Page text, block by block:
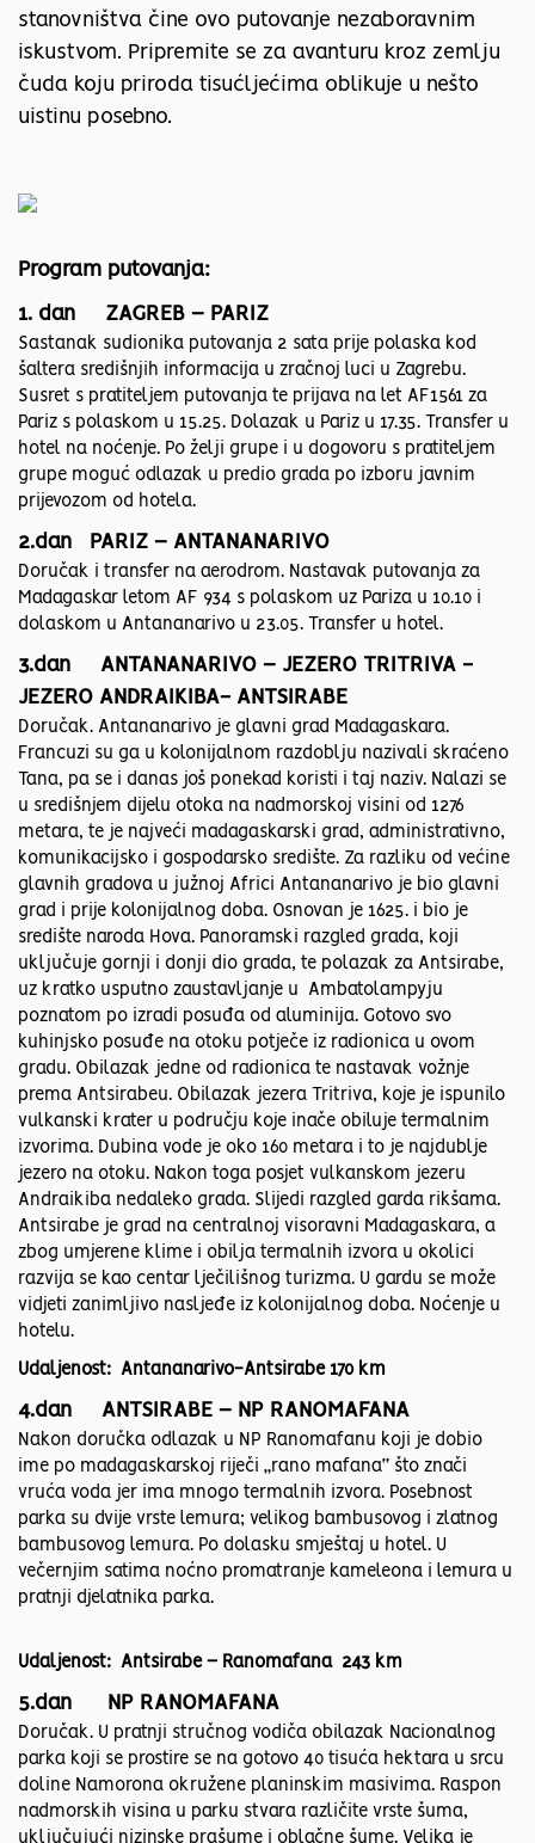
stanovništva čine ovo putovanje nezaboravnim
iskustvom. Pripremite se za avanturu kroz zemlju
čuda koju priroda tisućljećima oblikuje u nešto
uistinu posebno.
Program putovanja:
1. dan ZAGREB – PARIZ
Sastanak sudionika putovanja 2 sata prije polaska kod
šaltera središnjih informacija u zračnoj luci u Zagrebu.
Susret s pratiteljem putovanja te prijava na let AF1561 za
Pariz s polaskom u 15.25. Dolazak u Pariz u 17.35. Transfer u
hotel na noćenje. Po želji grupe i u dogovoru s pratiteljem
grupe moguć odlazak u predio grada po izboru javnim
prijevozom od hotela.
2.dan PARIZ – ANTANANARIVO
Doručak i transfer na aerodrom. Nastavak putovanja za
Madagaskar letom AF 934 s polaskom uz Pariza u 10.10 i
dolaskom u Antananarivo u 23.05. Transfer u hotel.
3.dan ANTANANARIVO – JEZERO TRITRIVA -
JEZERO ANDRAIKIBA- ANTSIRABE
Doručak. Antananarivo je glavni grad Madagaskara.
Francuzi su ga u kolonijalnom razdoblju nazivali skraćeno
Tana, pa se i danas još ponekad koristi i taj naziv. Nalazi se
u središnjem dijelu otoka na nadmorskoj visini od 1276
metara, te je najveći madagaskarski grad, administrativno,
komunikacijsko i gospodarsko središte. Za razliku od većine
glavnih gradova u južnoj Africi Antananarivo je bio glavni
grad i prije kolonijalnog doba. Osnovan je 1625. i bio je
središte naroda Hova. Panoramski razgled grada, koji
uključuje gornji i donji dio grada, te polazak za Antsirabe,
uz kratko usputno zaustavljanje u Ambatolampyju
poznatom po izradi posuđa od aluminija. Gotovo svo
kuhinjsko posuđe na otoku potječe iz radionica u ovom
gradu. Obilazak jedne od radionica te nastavak vožnje
prema Antsirabeu. Obilazak jezera Tritriva, koje je ispunilo
vulkanski krater u području koje inače obiluje termalnim
izvorima. Dubina vode je oko 160 metara i to je najdublje
jezero na otoku. Nakon toga posjet vulkanskom jezeru
Andraikiba nedaleko grada. Slijedi razgled garda rikšama.
Antsirabe je grad na centralnoj visoravni Madagaskara, a
zbog umjerene klime i obilja termalnih izvora u okolici
razvija se kao centar lječilišnog turizma. U gardu se može
vidjeti zanimljivo nasljeđe iz kolonijalnog doba. Noćenje u
hotelu.
Udaljenost: Antananarivo-Antsirabe 170 km
4.dan ANTSIRABE – NP RANOMAFANA
Nakon doručka odlazak u NP Ranomafanu koji je dobio
ime po madagaskarskoj riječi „rano mafana“ što znači
vruća voda jer ima mnogo termalnih izvora. Posebnost
parka su dvije vrste lemura; velikog bambusovog i zlatnog
bambusovog lemura. Po dolasku smještaj u hotel. U
večernjim satima noćno promatranje kameleona i lemura u
pratnji djelatnika parka.
Udaljenost: Antsirabe – Ranomafana 243 km
5.dan NP RANOMAFANA
Doručak. U pratnji stručnog vodiča obilazak Nacionalnog
parka koji se prostire se na gotovo 40 tisuća hektara u srcu
doline Namorona okružene planinskim masivima. Raspon
nadmorskih visina u parku stvara različite vrste šuma,
uključujući nizinske prašume i oblačne šume. Velika je